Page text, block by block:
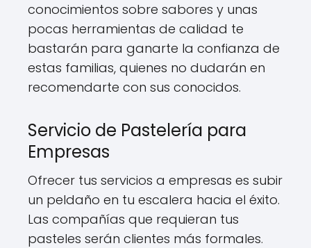
conocimientos sobre sabores y unas
pocas herramientas de calidad te
bastarán para ganarte la confianza de
estas familias, quienes no dudarán en
recomendarte con sus conocidos.
Servicio de Pastelería para
Empresas
Ofrecer tus servicios a empresas es subir
un peldaño en tu escalera hacia el éxito.
Las compañías que requieran tus
pasteles serán clientes más formales.